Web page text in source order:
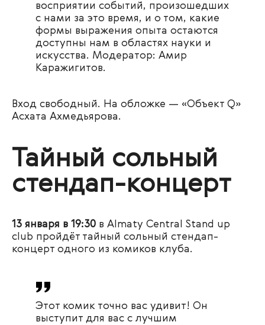
восприятии событий, произошедших
с нами за это время, и о том, какие
формы выражения опыта остаются
доступны нам в областях науки и
искусства. Модератор: Амир
Каражигитов.
Вход свободный. На обложке — «Объект Q»
Асхата Ахмедьярова.
Тайный сольный
стендап-концерт
13 января в 19:30 в Almaty Central Stand up
club пройдёт тайный сольный стендап-
концерт одного из комиков клуба.
Этот комик точно вас удивит! Он
выступит для вас с лучшим